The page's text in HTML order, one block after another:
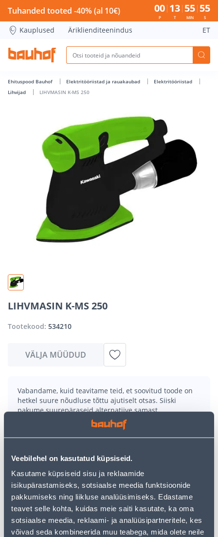
Veebilehel on kasutatud küpsiseid.
Kasutame küpsiseid sisu ja reklaamide
isikupärastamiseks, sotsiaalse meedia funktsioonide
pakkumiseks ning liikluse analüüsimiseks. Edastame
teavet selle kohta, kuidas meie saiti kasutate, ka oma
sotsiaalse meedia, reklaami- ja analüüsipartneritele, kes
võivad seda kombineerida muu teabega, mida olete neile
LIHVMASIN K-MS 250 - Bauhof has loaded
Tuhanded tooted -40% (al 10€) 00
P
13
T
55
MIN
55
S
Kauplused Äriklienditeenindus ET
Ehituspood Bauhof Elektritööriistad ja rauakaubad
Elektritööriistad
Lihvijad
LIHVMASIN K-MS 250
LIHVMASIN K-MS 250
Tootekood: 534210
VÄLJA MÜÜDUD
Vabandame, kuid teavitame teid, et soovitud toode on
hetkel suure nõudluse tõttu ajutiselt otsas. Siiski
pakume suurepäraseid alternatiive samast
, mis võivad teile sama palju rõõmu
Teie ostlemisrõõm ei pea aga siin lõppema - oma
kasutades meie võimsat otsingufunktsiooni, et leida
Tarne pole võimalik